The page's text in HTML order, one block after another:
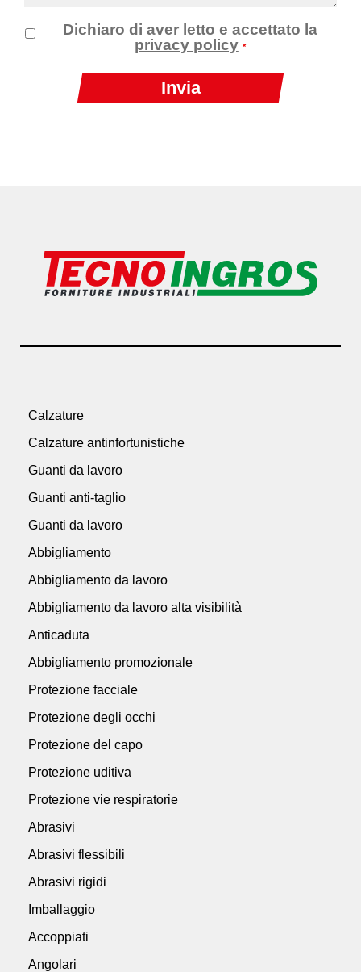
Dichiaro di aver letto e accettato la
privacy policy *
Calzature
Calzature antinfortunistiche
Guanti da lavoro
Guanti anti-taglio
Guanti da lavoro
Abbigliamento
Abbigliamento da lavoro
Abbigliamento da lavoro alta visibilità
Anticaduta
Abbigliamento promozionale
Protezione facciale
Protezione degli occhi
Protezione del capo
Protezione uditiva
Protezione vie respiratorie
Abrasivi
Abrasivi flessibili
Abrasivi rigidi
Imballaggio
Accoppiati
Angolari